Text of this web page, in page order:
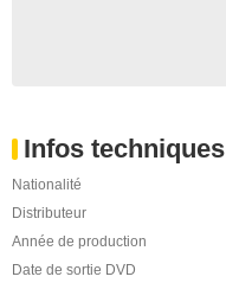
Infos techniques
Nationalité
Distributeur
Année de production
Date de sortie DVD